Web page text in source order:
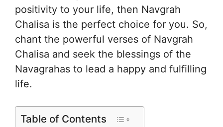
positivity to your life, then Navgrah
Chalisa is the perfect choice for you. So,
chant the powerful verses of Navgrah
Chalisa and seek the blessings of the
Navagrahas to lead a happy and fulfilling
life.
Table of Contents